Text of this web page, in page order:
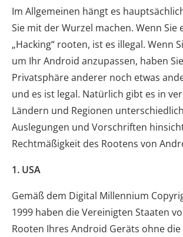
Im Allgemeinen hängt es
Sie mit der Wurzel machen. Wenn Sie
„Hacking“ rooten, ist es illegal. Wenn
um Ihr Android anzupassen, haben
Privatsphäre anderer noch etwas
und es ist legal. Natürlich gibt es in
Ländern und Regionen
Auslegungen und Vorschriften
Rechtmäßigkeit des Rootens von
1. USA
Gemäß dem Digital Millennium
1999 haben die Vereinigten Staaten
Rooten Ihres Android Geräts ohne